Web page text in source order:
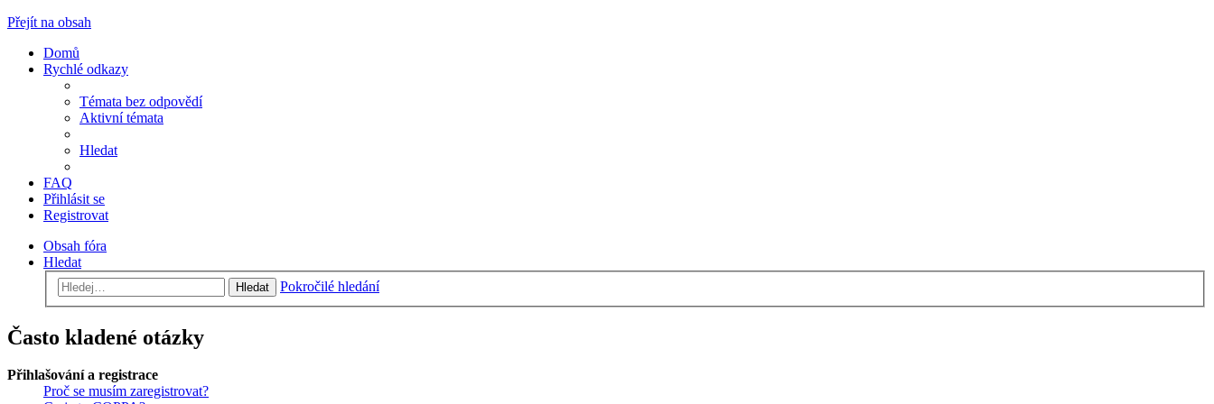
Přejít na obsah
Domů
Rychlé odkazy
Témata bez odpovědí
Aktivní témata
Hledat
FAQ
Přihlásit se
Registrovat
Obsah fóra
Hledat
Hledat Pokročilé hledání
Často kladené otázky
Přihlašování a registrace
Proč se musím zaregistrovat?